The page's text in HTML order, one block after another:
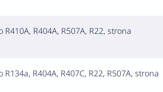
R404A, R507A, R22, strona
R404A, R407C, R22, R507A, strona